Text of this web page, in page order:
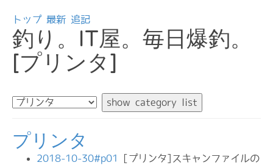
トップ 最新 追記
釣り。IT屋。毎日爆釣。
[プリンタ]
プリンタ
2018-10-30#p01
[プリンタ]スキャンファイルの